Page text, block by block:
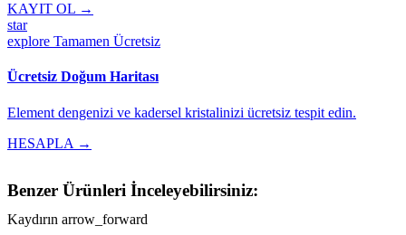
KAYIT OL →
star
explore Tamamen Ücretsiz
Ücretsiz Doğum Haritası
Element dengenizi ve kadersel kristalinizi ücretsiz tespit edin.
HESAPLA →
Benzer Ürünleri İnceleyebilirsiniz:
Kaydırın arrow_forward